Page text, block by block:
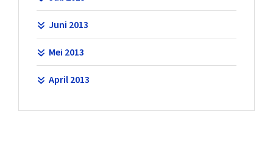
Juni 2013
Mei 2013
April 2013